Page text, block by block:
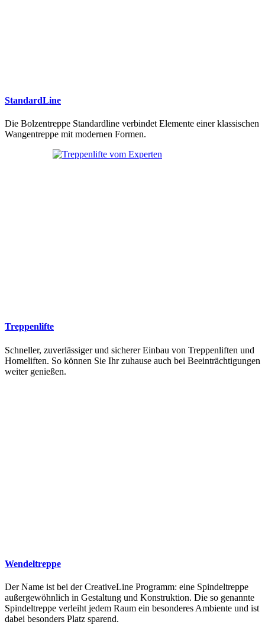
StandardLine
Die Bolzentreppe Standardline verbindet Elemente einer klassischen
Wangentreppe mit modernen Formen.
Treppenlifte
Schneller, zuverlässiger und sicherer Einbau von Treppenliften und
Homeliften. So können Sie Ihr zuhause auch bei Beeinträchtigungen
weiter genießen.
Wendeltreppe
Der Name ist bei der CreativeLine Programm: eine Spindeltreppe
außergewöhnlich in Gestaltung und Konstruktion. Die so genannte
Spindeltreppe verleiht jedem Raum ein besonderes Ambiente und ist
dabei besonders Platz sparend.